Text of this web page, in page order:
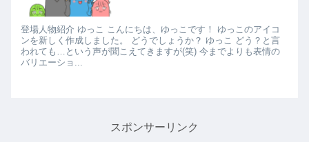
登場人物紹介 ゆっこ こんにちは、ゆっこです！ ゆっこのアイコ
ンを新しく作成しました。 どうでしょうか？ ゆっこ どう？と言
われても…という声が聞こえてきますが(笑) 今までよりも表情の
バリエーショ...
スポンサーリンク